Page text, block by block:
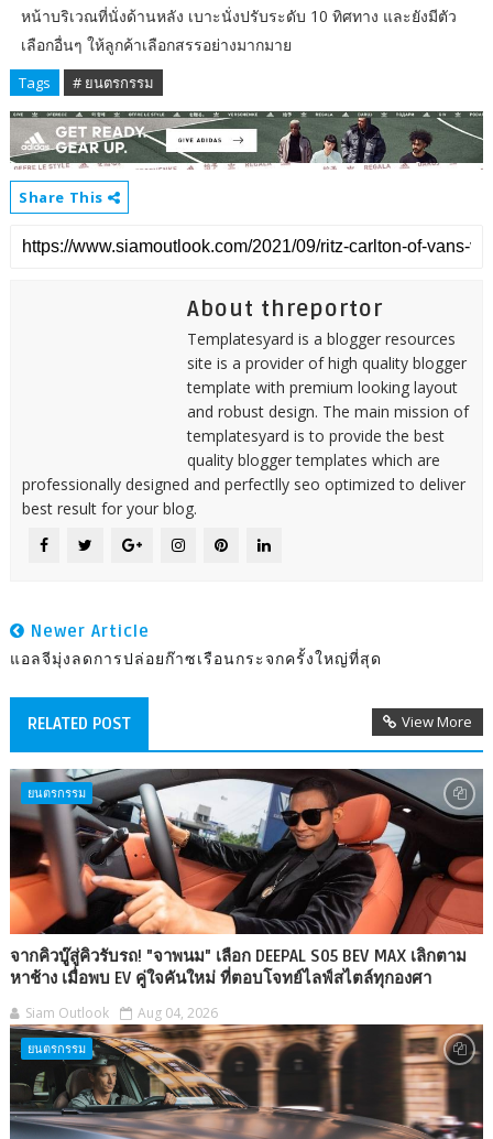
หน้าบริเวณที่นั่งด้านหลัง เบาะนั่งปรับระดับ 10 ทิศทาง และยังมีตัว
เลือกอื่นๆ ให้ลูกค้าเลือกสรรอย่างมากมาย
Tags # ยนตรกรรม
Share This
About threportor
Templatesyard is a blogger resources
site is a provider of high quality blogger
template with premium looking layout
and robust design. The main mission of
templatesyard is to provide the best
quality blogger templates which are
professionally designed and perfectlly seo optimized to deliver
best result for your blog.
Newer Article
แอลจีมุ่งลดการปล่อยก๊าซเรือนกระจกครั้งใหญ่ที่สุด
RELATED POST View More
ยนตรกรรม
จากคิวบู๊สู่คิวรับรถ! "จาพนม" เลือก DEEPAL S05 BEV MAX เลิกตาม
หาช้าง เมื่อพบ EV คู่ใจคันใหม่ ที่ตอบโจทย์ไลฟ์สไตล์ทุกองศา
Siam Outlook Aug 04, 2026
ยนตรกรรม